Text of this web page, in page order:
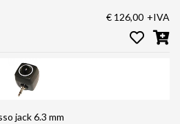
€ 126,00 +IVA
jack 6.3 mm